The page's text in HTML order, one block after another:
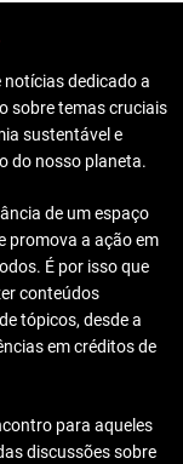
notícias dedicado a
sobre temas cruciais
sustentável e
do nosso planeta.
de um espaço
promova a ação em
É por isso que
conteúdos
tópicos, desde a
em créditos de
para aqueles
discussões sobre